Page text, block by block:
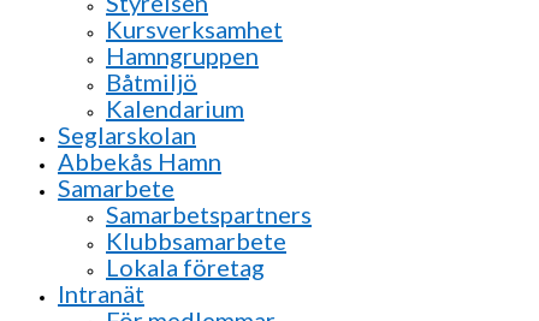
Kursverksamhet
Hamngruppen
Båtmiljö
Kalendarium
Seglarskolan
Abbekås Hamn
Samarbete
Samarbetspartners
Klubbsamarbete
Lokala företag
Intranät